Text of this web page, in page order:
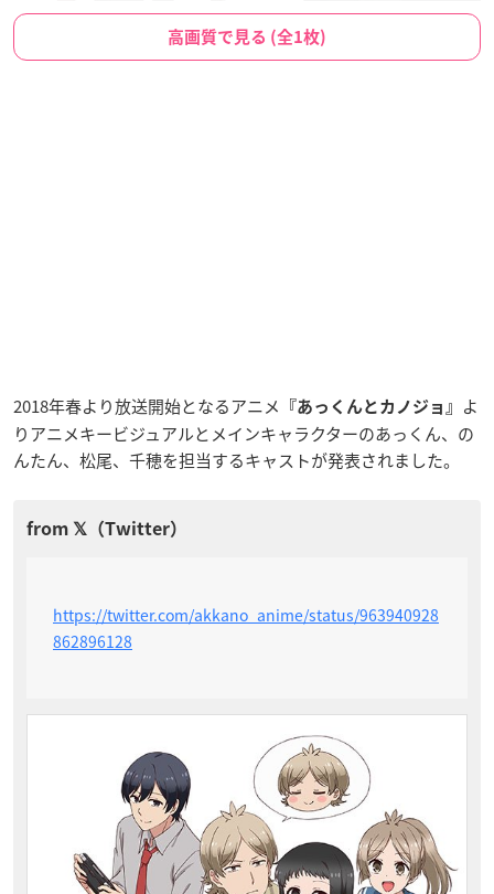
高画質で見る (全1枚)
2018年春より放送開始となるアニメ 『あっくんとカノジョ』
よ
りアニメキービジュアルとメインキャラクターのあっくん、の
んたん、松尾、千穂を担当するキャストが発表されました。
https://twitter.com/akkano_anime/status/963940928
862896128